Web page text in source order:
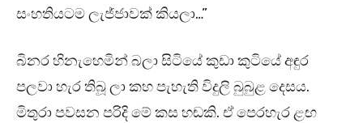
සංහතියටම ලැජ්ජාවක් කියලා…”
බිනර හිනැහෙමින් බලා සිටියේ කුඩා කුටියේ අඳුර
පලවා හැර තිබූ ලා කහ පැහැති විදුලි බුබුළ දෙසය.
මිතුරා පවසන පරිදි මේ කස හඬකි. ඒ පෙරහැර ළඟ